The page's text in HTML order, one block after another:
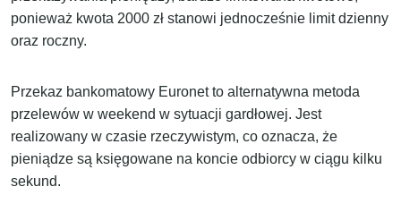
ponieważ kwota 2000 zł stanowi jednocześnie limit dzienny
oraz roczny.
Przekaz bankomatowy Euronet to alternatywna metoda
przelewów w weekend w sytuacji gardłowej. Jest
realizowany w czasie rzeczywistym, co oznacza, że
pieniądze są księgowane na koncie odbiorcy w ciągu kilku
sekund.